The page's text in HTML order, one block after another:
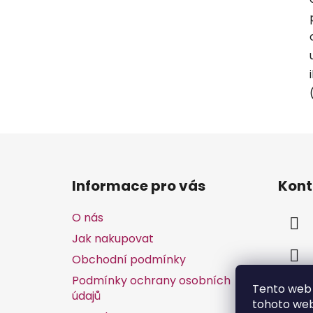
Tento
tohoto
Informace pro vás
O nás
Jak nakupovat
Obchodní podmínky
Podmínky ochrany osobních
údajů